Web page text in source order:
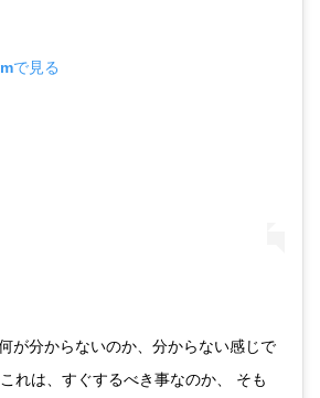
で見る
が分からないのか、分からない感じで
れは、すぐするべき事なのか、 そも